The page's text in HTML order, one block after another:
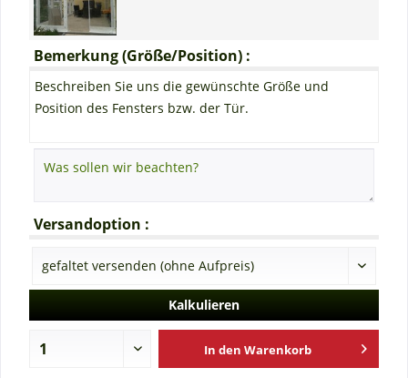
Bemerkung (Größe/Position) :
Beschreiben Sie uns die gewünschte Größe und
Position des Fensters bzw. der Tür.
Versandoption :
Kalkulieren
In den Warenkorb